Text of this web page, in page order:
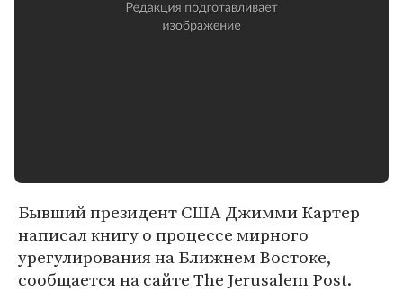
Бывший президент США Джимми Картер
написал книгу о процессе мирного
урегулирования на Ближнем Востоке,
сообщается на сайте The Jerusalem Post.